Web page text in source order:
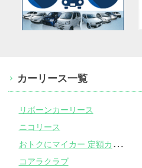
カーリース一覧
リボーンカーリース
ニコリース
お
トクにマイカー 定額カルモくん
コアラクラブ